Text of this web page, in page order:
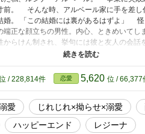
前。 そんな時、アルベール家に手を差し
婚。 「この結婚には裏があるはずよ」
端正な顔立ちの男性。内心、ときめいて
からけん制され、挙句には彼と友人の会話
ごにいるのがお似合いだ。せめて大事に
会に進出したいがために、私を選んだ
れならいっそ、政略結婚だと思って割
す！！ 将来的に離婚したいのなら、私は
に切り出したが、バッサリ拒絶された
贈り物。 どうした、旦那さま。借金を
して最近、妹と一緒にいるのを見かけ
/ 228,814件 恋愛 5,620 位 / 66,377
愛 じれじれ×拗らせ×溺愛
ハッピーエンド レジーナ